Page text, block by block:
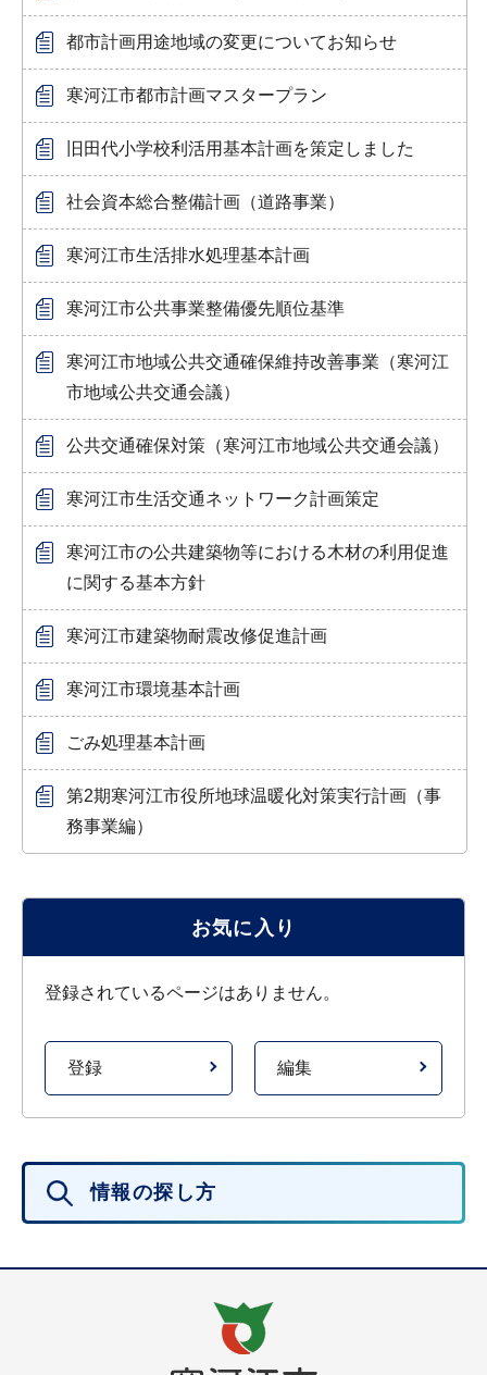
都市計画用途地域の変更についてお知らせ
寒河江市都市計画マスタープラン
旧田代小学校利活用基本計画を策定しました
社会資本総合整備計画（道路事業）
寒河江市生活排水処理基本計画
寒河江市公共事業整備優先順位基準
寒河江市地域公共交通確保維持改善事業（寒河江
市地域公共交通会議）
公共交通確保対策（寒河江市地域公共交通会議）
寒河江市生活交通ネットワーク計画策定
寒河江市の公共建築物等における木材の利用促進
に関する基本方針
寒河江市建築物耐震改修促進計画
寒河江市環境基本計画
ごみ処理基本計画
第2期寒河江市役所地球温暖化対策実行計画（事
務事業編）
お気に入り
登録されているページはありません。
登録 編集
情報の探し方